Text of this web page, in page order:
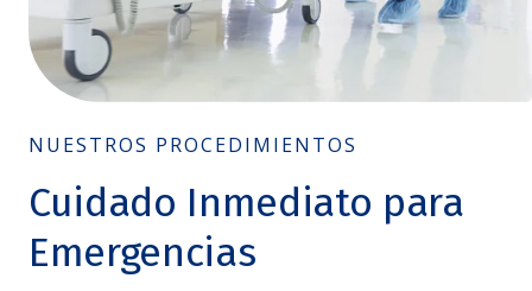
NUESTROS PROCEDIMIENTOS
Cuidado Inmediato para
Emergencias